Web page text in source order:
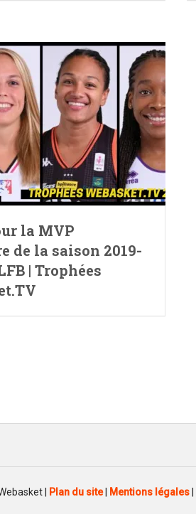
la MVP
de la saison 2019-
| Trophées
| Plan du site| Mentions légales